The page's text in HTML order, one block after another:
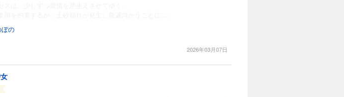
ぼの
2026年03月07日